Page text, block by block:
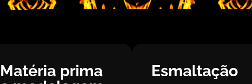
Matéria prima
Esmaltação